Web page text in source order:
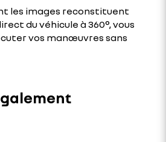
les images reconstituent
du véhicule à 360°, vous
vos manœuvres sans